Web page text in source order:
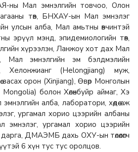
ны Мал эмнэлгийн товчоо, Олон
төв, БНХАУ-ын Мал эмнэлэг
улсын алба, Мал амьтны өвчинтэй
эрүүл мэнд, эпидемиологийн төв,
хүрээлэн, Ланжоу хот дах Мал
Мал эмнэлгийн эм бэлдмэлийн
Хелонжианг (Helongjiang) муж,
засах орон (Xinjiang), Өвөр Монголын
Mongolia) болон Хөлөнбуйр аймаг, Хэ
алба, лаборатори, хөдөө аж
ургамал хорио цээрийн албаны
ургамал хорио цээрийн
ДМАЭМБ дахь ОХУ-ын төлөөлөгч
6 хүн тус тус оролцов.